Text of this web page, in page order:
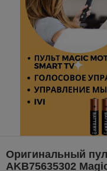
Оригинальный
AKB75635302